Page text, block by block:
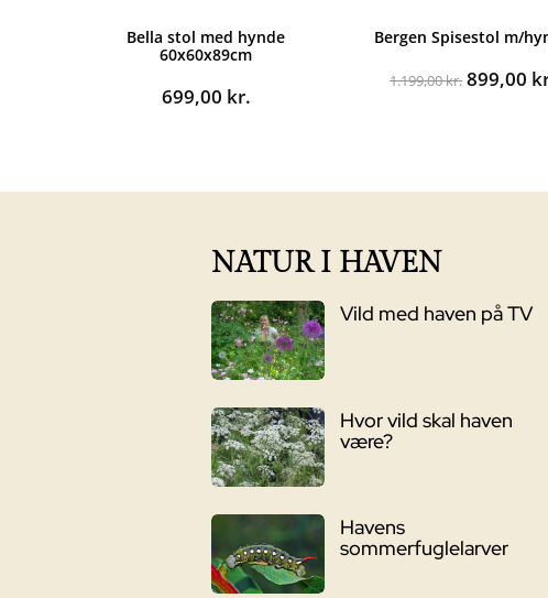
Bella stol med hynde
60x60x89cm
699,00 kr.
Bergen Spisestol m/
1.199,00kr. Den
899,00
NATUR I HAVEN
Vild med haven på TV
Hvor vild skal haven
være?
Havens
sommerfuglelarver